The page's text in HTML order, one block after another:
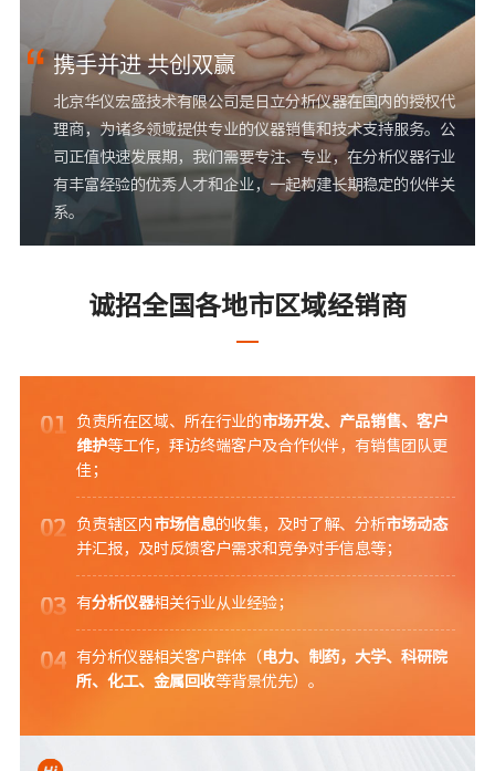
携手并进 共创双赢
北京华仪宏盛技术有限公司是日立分析仪器在国内的授权代
理商，为诸多领域提供专业的仪器销售和技术支持服务。公
司正值快速发展期，我们需要专注、专业，在分析仪器行业
有丰富经验的优秀人才和企业，一起构建长期稳定的伙伴关
系。
诚招全国各地市区域经销商
01 负责所在区域、所在行业的市场开发、产品销售、客户
维护等工作，拜访终端客户及合作伙伴，有销售团队更
佳；
02 负责辖区内 市场信息的收集，及时了解、分析市场动态
并汇报，及时反馈客户需求和竞争对手信息等；
03 有分析仪器相关行业从业经验；
04 有分析仪器相关客户群体（电力、制药，大学、科研院
所、化工、金属回收等背景优先）。